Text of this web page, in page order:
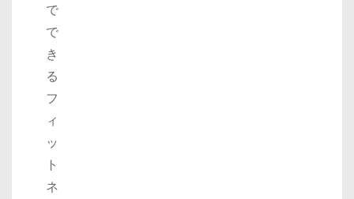
で
で
き
る
フ
ィ
ッ
ト
ネ